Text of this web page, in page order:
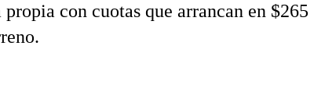
con cuotas que arrancan en $265